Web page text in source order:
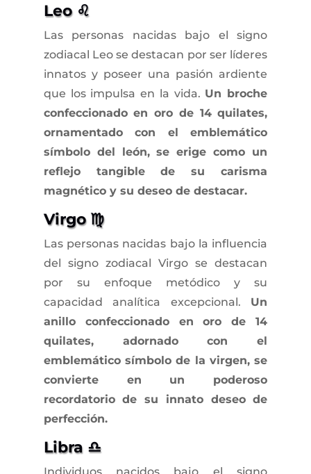
Leo ♌
Las personas nacidas bajo el signo
zodiacal Leo se destacan por ser líderes
innatos y poseer una pasión ardiente
que los impulsa en la vida. Un broche
confeccionado en oro de 14 quilates,
ornamentado con el emblemático
símbolo del león, se erige como un
reflejo tangible de su carisma
magnético y su deseo de destacar.
Virgo ♍
Las personas nacidas bajo la influencia
del signo zodiacal Virgo se destacan
por su enfoque metódico y su
capacidad analítica excepcional. Un
anillo confeccionado en oro de 14
quilates, adornado con el
emblemático símbolo de la virgen, se
convierte en un poderoso
recordatorio de su innato deseo de
perfección.
Libra ♎
Individuos nacidos bajo el signo